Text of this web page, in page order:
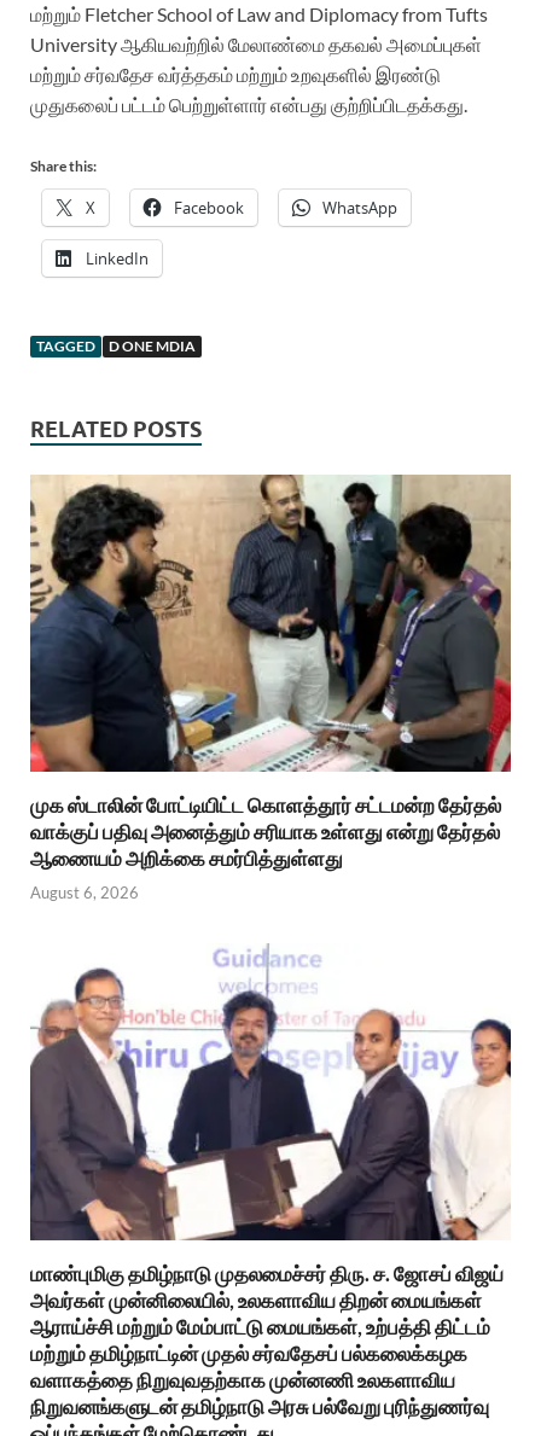
மற்றும் Fletcher School of Law and Diplomacy from Tufts
University ஆகியவற்றில் மேலாண்மை தகவல் அமைப்புகள்
மற்றும் சர்வதேச வர்த்தகம் மற்றும் உறவுகளில் இரண்டு
முதுகலைப் பட்டம் பெற்றுள்ளார் என்பது குற்றிப்பிடதக்கது.
Share this:
X Facebook WhatsApp
LinkedIn
TAGGED D ONE MDIA
RELATED POSTS
முக ஸ்டாலின் போட்டியிட்ட கொளத்தூர் சட்டமன்ற தேர்தல்
வாக்குப் பதிவு அனைத்தும் சரியாக உள்ளது என்று தேர்தல்
ஆணையம் அறிக்கை சமர்பித்துள்ளது
August 6, 2026
மாண்புமிகு தமிழ்நாடு முதலமைச்சர் திரு. ச. ஜோசப் விஜய்
அவர்கள் முன்னிலையில், உலகளாவிய திறன் மையங்கள்
ஆராய்ச்சி மற்றும் மேம்பாட்டு மையங்கள், உற்பத்தி திட்டம்
மற்றும் தமிழ்நாட்டின் முதல் சர்வதேசப் பல்கலைக்கழக
வளாகத்தை நிறுவுவதற்காக முன்னணி உலகளாவிய
நிறுவனங்களுடன் தமிழ்நாடு அரசு பல்வேறு புரிந்துணர்வு